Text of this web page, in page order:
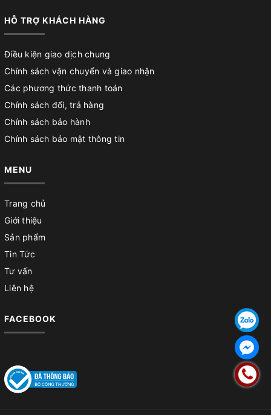
HỖ TRỢ KHÁCH HÀNG
Điều kiện giao dịch chung
Chính sách vận chuyển và giao nhận
Các phương thức thanh toán
Chính sách đổi, trả hàng
Chính sách bảo hành
Chính sách bảo mật thông tin
MENU
Trang chủ
Giới thiệu
Sản phẩm
Tin Tức
Tư vấn
Liên hệ
FACEBOOK